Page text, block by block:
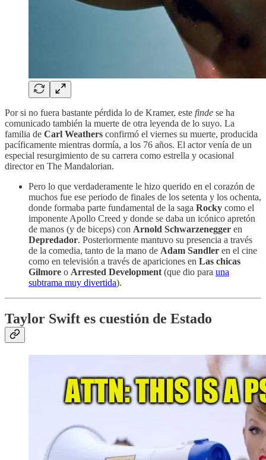
Por si no fuera bastante pérdida lo de Kramer, este finde se ha
comunicado también la muerte de otra leyenda de lo suyo. La
familia de Carl Weathers confirmó el viernes su muerte, producida
pacíficamente mientras dormía, a los 76 años. El actor venía de un
especial resurgimiento de su carrera como estrella y ocasional
director en The Mandalorian.
Pero lo que verdaderamente le hizo querido en el corazón de
muchos fue ese periodo de finales de los setenta y los ochenta,
donde formaba parte fundamental de la saga Rocky como el
imponente Apollo Creed y donde se daba un icónico apretón
de manos (y de biceps) con Arnold Schwarzenegger en
Depredador. Posteriormente mantuvo su presencia a través
de la comedia, tanto de la mano de Adam Sandler en el cine
como en televisión a través de apariciones en Las chicas
Gilmore o Arrested Development (que dio para una
subtrama muy divertida).
Taylor Swift es cuestión de Estado